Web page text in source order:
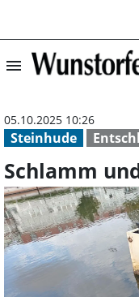
menu
Steinhude
05.10.2025 10:26
Schlamm